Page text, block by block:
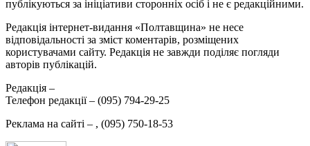
публікуються за ініціативи сторонніх осіб і не є редакційними.
Редакція інтернет-видання «Полтавщина» не несе
відповідальності за зміст коментарів, розміщених
користувачами сайту. Редакція не завжди поділяє погляди
авторів публікацій.
Редакція –
Телефон редакції – (095) 794-29-25
Реклама на сайті – , (095) 750-18-53